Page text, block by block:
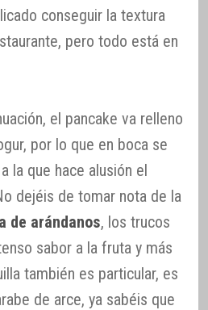
conseguir la textura
pero todo está en
el pancake va relleno
por lo que en boca se
la que hace alusión el
dejéis de tomar nota de la
de arándanos, los trucos
sabor a la fruta y más
también es particular, es
de arce, ya sabéis que